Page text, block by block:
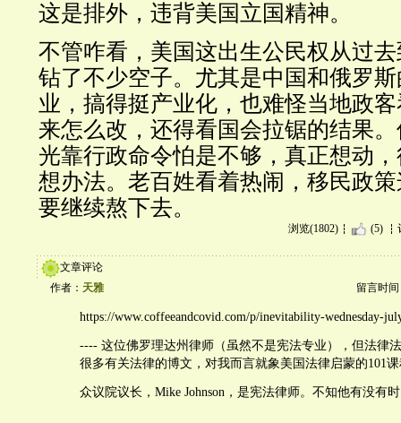
这是排外，违背美国立国精神。
不管咋看，美国这出生公民权从过
钻了不少空子。尤其是中国和俄罗
业，搞得挺产业化，也难怪当地政
来怎么改，还得看国会拉锯的结果
光靠行政命令怕是不够，真正想动
想办法。老百姓看着热闹，移民政
要继续熬下去。
浏览(1802) (5)
文章评论
作者： 天雅 留言时间
https://www.coffeeandcovid.com/p/inevitability-wednesday-
---- 这位佛罗理达州律师（虽然不是宪法专业），但法律
很多有关法律的博文，对我而言就象美国法律启蒙的101
众议院议长，Mike Johnson，是宪法律师。不知他有没有